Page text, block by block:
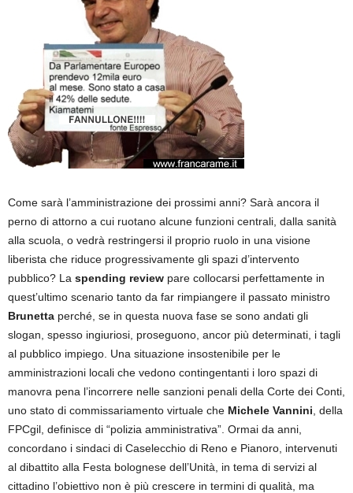
Come sarà l’amministrazione dei prossimi anni? Sarà ancora il
perno di attorno a cui ruotano alcune funzioni centrali, dalla sanità
alla scuola, o vedrà restringersi il proprio ruolo in una visione
liberista che riduce progressivamente gli spazi d’intervento
pubblico? La spending review pare collocarsi perfettamente in
quest’ultimo scenario tanto da far rimpiangere il passato ministro
Brunetta perché, se in questa nuova fase se sono andati gli
slogan, spesso ingiuriosi, proseguono, ancor più determinati, i tagli
al pubblico impiego. Una situazione insostenibile per le
amministrazioni locali che vedono contingentanti i loro spazi di
manovra pena l’incorrere nelle sanzioni penali della Corte dei Conti,
uno stato di commissariamento virtuale che Michele Vannini , della
FPCgil, definisce di “polizia amministrativa”. Ormai da anni,
concordano i sindaci di Caselecchio di Reno e Pianoro, intervenuti
al dibattito alla Festa bolognese dell’Unità, in tema di servizi al
cittadino l’obiettivo non è più crescere in termini di qualità, ma